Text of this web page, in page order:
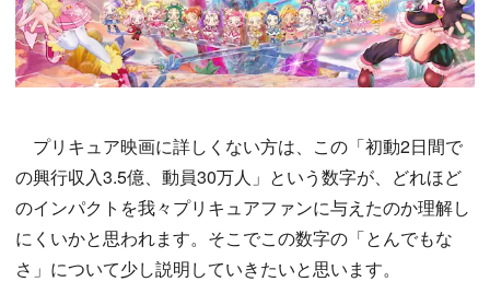
プリキュア映画に詳しくない方は、この「初動2日間で
の興行収入3.5億、動員30万人」という数字が、どれほど
のインパクトを我々プリキュアファンに与えたのか理解し
にくいかと思われます。そこでこの数字の「とんでもな
さ」について少し説明していきたいと思います。